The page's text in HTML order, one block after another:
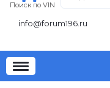
Поиск по VIN
info@forum196.ru